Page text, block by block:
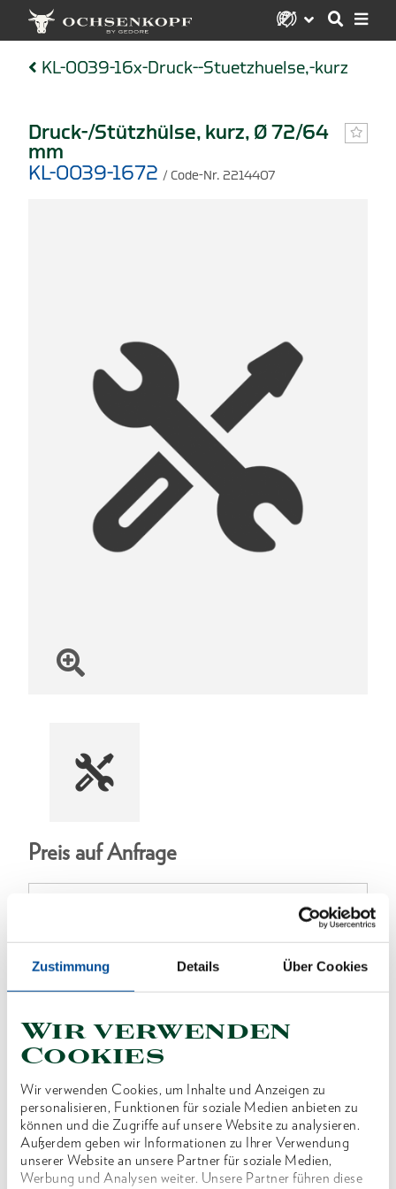
Zustimmung Details Über Cookies
Wir verwenden
Cookies
Wir verwenden Cookies, um Inhalte und Anzeigen zu
personalisieren, Funktionen für soziale Medien anbieten zu
können und die Zugriffe auf unsere Website zu analysieren.
Außerdem geben wir Informationen zu Ihrer Verwendung
unserer Website an unsere Partner für soziale Medien,
Werbung und Analysen weiter. Unsere Partner führen diese
KL-0039-16x-Druck--Stuetzhuelse,-kurz
Druck-/Stützhülse, kurz, Ø 72/64
mm
KL-0039-1672 / Code-Nr. 2214407
Preis auf Anfrage
ONLINE KAUFEN
HÄNDLER FINDEN
Produktlinie EAN4046459062820
Produktbeschreibung
Im Lieferumfang von z.B. KL-0039-160 E